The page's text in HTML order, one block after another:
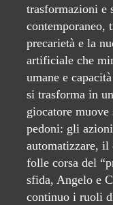
trasformazioni e
contemporaneo,
precarietà e la
artificiale che
umane e
si trasforma in
giocatore
pedoni: gli
automatizzare, il
folle corsa del
sfida, Angelo e
continuo i ruoli